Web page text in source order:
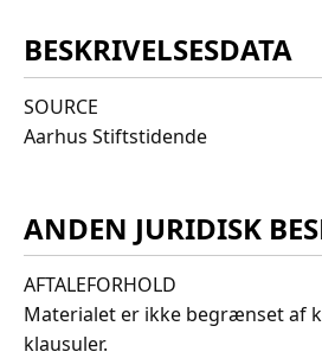
BESKRIVELSESDATA
SOURCE
Aarhus Stiftstidende
ANDEN JURIDISK
AFTALEFORHOLD
Materialet er ikke begrænset af
klausuler.